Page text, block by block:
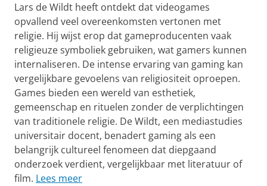
Lars de Wildt heeft ontdekt dat videogames
opvallend veel overeenkomsten vertonen met
religie. Hij wijst erop dat gameproducenten vaak
religieuze symboliek gebruiken, wat gamers kunnen
internaliseren. De intense ervaring van gaming kan
vergelijkbare gevoelens van religiositeit oproepen.
Games bieden een wereld van esthetiek,
gemeenschap en rituelen zonder de verplichtingen
van traditionele religie. De Wildt, een mediastudies
universitair docent, benadert gaming als een
belangrijk cultureel fenomeen dat diepgaand
onderzoek verdient, vergelijkbaar met literatuur of
film. Lees meer